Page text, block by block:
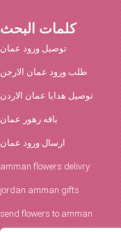
كلمات البحث
توصيل ورود عمان
طلب ورود عمان الارجن
توصيل هدايا عمان الاردن
باقه زهور عمان
ارسال ورود عمان
amman flowers delivry
jordan amman gifts
send flowers to amman